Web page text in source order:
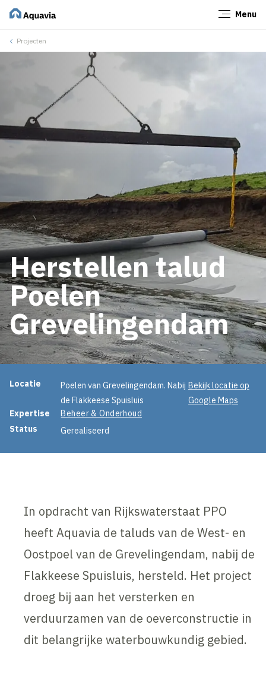
Menu
Projecten
Herstellen talud
Poelen
Grevelingendam
Projectinformatie
Locatie
Poelen van Grevelingendam. Nabij
de Flakkeese Spuisluis
Bekijk locatie op
Google Maps
Expertise
Beheer & Onderhoud
Status
Gerealiseerd
In opdracht van Rijkswaterstaat PPO
heeft Aquavia de taluds van de West- en
Oostpoel van de Grevelingendam, nabij de
Flakkeese Spuisluis, hersteld. Het project
droeg bij aan het versterken en
verduurzamen van de oeverconstructie in
dit belangrijke waterbouwkundig gebied.
Sluiten